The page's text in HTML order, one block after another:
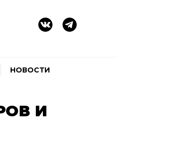
НОВОСТИ
И